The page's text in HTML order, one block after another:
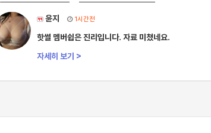
윤지 1시간전
핫썰 멤버쉽은 진리입니다. 자료 미쳤네요.
자세히 보기 >